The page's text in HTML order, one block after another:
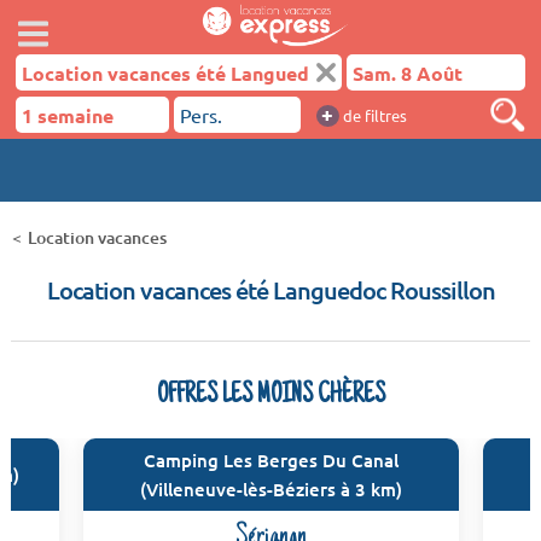
+ de filtres
Location vacances
Location vacances été Languedoc Roussillon
OFFRES LES MOINS CHÈRES
Camping Les Berges Du Canal
(Villeneuve-lès-Béziers à 3 km)